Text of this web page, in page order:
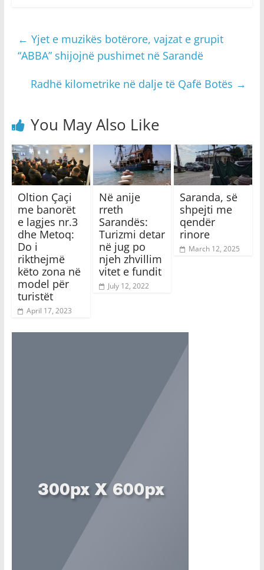
← Yjet e muzikës botërore, vajzat e grupit
“ABBA” shijojnë pushimet në Sarandë
Radhë kilometrike në dalje të Qafë Botës →
You May Also Like
Oltion Çaçi
me banorët
e lagjes nr.3
dhe Metoq:
Do i
rikthejmë
këto zona në
model për
turistët
April 17, 2023
Në anije
rreth
Sarandës:
Turizmi detar
në jug po
njeh zhvillim
vitet e fundit
July 12, 2022
Saranda, së
shpejti me
qendër
rinore
March 12, 2025